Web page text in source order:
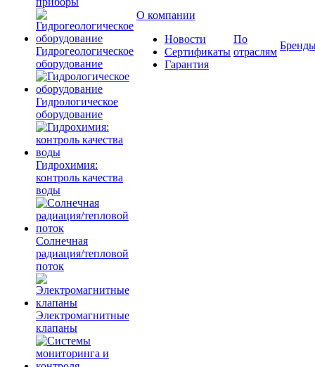
Гидрогеологическое
оборудование
Гидрологическое
оборудование
Гидрохимия:
контроль качества
воды
Солнечная
радиация/тепловой
поток
Электромагнитные
клапаны
О компании
Новости
Сертификаты
Гарантия
По
отраслям